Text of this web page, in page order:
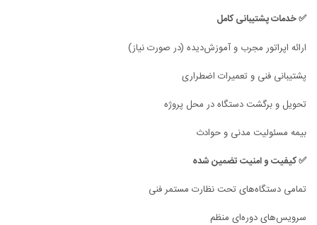
✅ خدمات پشتیبانی کامل
ارائه اپراتور مجرب و آموزش‌دیده (در صورت نیاز)
پشتیبانی فنی و تعمیرات اضطراری
تحویل و برگشت دستگاه در محل پروژه
بیمه مسئولیت مدنی و حوادث
✅ کیفیت و امنیت تضمین شده
تمامی دستگاه‌های تحت نظارت مستمر فنی
سرویس‌های دوره‌ای منظم